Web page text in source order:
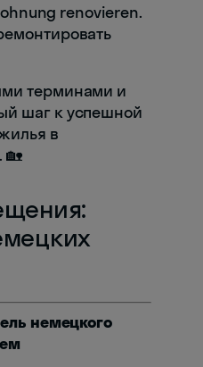
renovieren.
терминами и
шаг к успешной
в
🏡
немецкого